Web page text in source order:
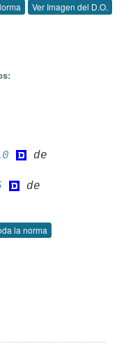
Ver Imagen del D.O.
de
de
la norma